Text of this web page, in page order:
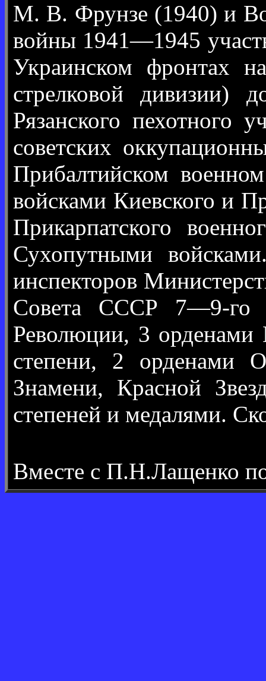
М. В. Фрунзе (1940) и
войны 1941—1945
Украинском фронтах
стрелковой
Рязанского
советских
Прибалтийском
войсками Киевского и
Прикарпатского
Сухопутными
инспекторов
Совета СССР 7—9-го
Революции, 3 орденами
степени, 2 орденами
Знамени, Красной
степеней и медалями.
Вместе с П.Н.Лащенко